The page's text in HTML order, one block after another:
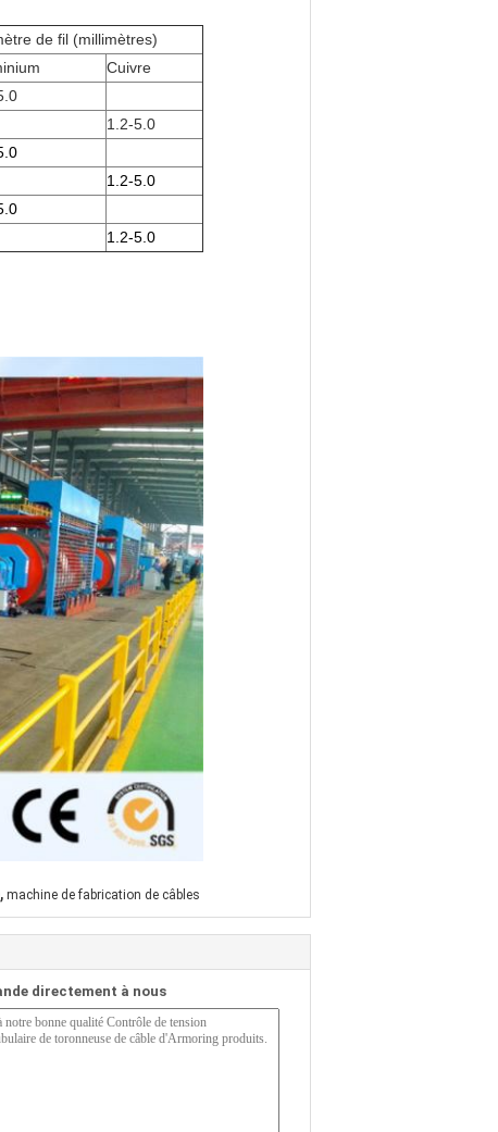
de fil (millimètres)
Cuivre
1.2-5.0
1.2-5.0
1.2-5.0
, machine de fabrication de câbles
directement à nous